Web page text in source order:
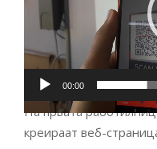
00:00
На првата
креираат веб-